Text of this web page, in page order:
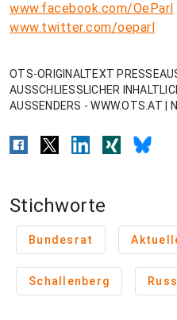
www.facebook.com/OeParl
www.twitter.com/oeparl
OTS-ORIGINALTEXT
AUSSCHLIESSLICHER
AUSSENDERS - WWW.OTS.AT |
Stichworte
Bundesrat
Schallenberg